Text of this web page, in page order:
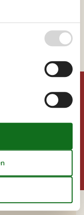
und
Partner – ideal,